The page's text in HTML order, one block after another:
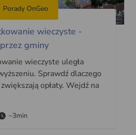
Porady OnGeo
wieczyste -
gminy
wieczyste uległa
Sprawdź dlaczego
opłaty. Wejdź na
~3min